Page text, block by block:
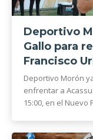
Deportivo
Gallo para
Francisco
Deportivo Morón
enfrentar a
15:00, en el Nuevo